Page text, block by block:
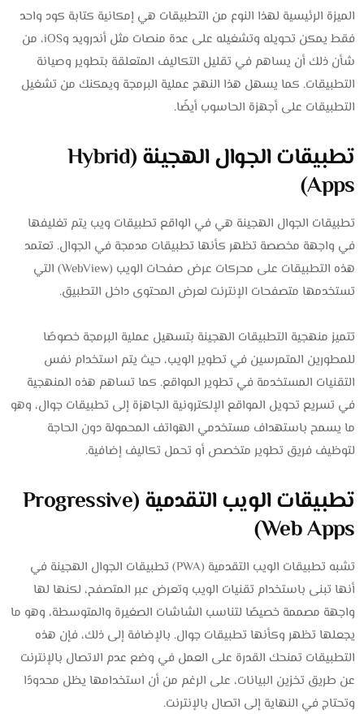
الميزة الرئيسية لهذا النوع من التطبيقات هي إمكانية كتابة كود واحد
فقط يمكن تحويله وتشغيله على عدة منصات مثل أندرويد وiOS، من
شأن ذلك أن يساهم في تقليل التكاليف المتعلقة بتطوير وصيانة
التطبيقات. كما يسهل هذا النهج عملية البرمجة ويمكنك من تشغيل
التطبيقات على أجهزة الحاسوب أيضًا.
تطبيقات الجوال الهجينة (Hybrid
Apps)
تطبيقات الجوال الهجينة هي في الواقع تطبيقات ويب يتم تغليفها
في واجهة مخصصة تظهر كأنها تطبيقات مدمجة في الجوال. تعتمد
هذه التطبيقات على محركات عرض صفحات الويب (WebView) التي
تستخدمها متصفحات الإنترنت لعرض المحتوى داخل التطبيق.
تتميز منهجية التطبيقات الهجينة بتسهيل عملية البرمجة خصوصًا
للمطورين المتمرسين في تطوير الويب، حيث يتم استخدام نفس
التقنيات المستخدمة في تطوير المواقع. كما تساهم هذه المنهجية
في تسريع تحويل المواقع الإلكترونية الجاهزة إلى تطبيقات جوال، وهو
ما يسمح باستهداف مستخدمي الهواتف المحمولة دون الحاجة
لتوظيف فريق تطوير متخصص أو تحمل تكاليف إضافية.
تطبيقات الويب التقدمية (Progressive
Web Apps)
تشبه تطبيقات الويب التقدمية (PWA) تطبيقات الجوال الهجينة في
أنها تبنى باستخدام تقنيات الويب وتعرض عبر المتصفح، لكنها لها
واجهة مصممة خصيصًا لتناسب الشاشات الصغيرة والمتوسطة، وهو ما
يجعلها تظهر وكأنها تطبيقات جوال. بالإضافة إلى ذلك، فإن هذه
التطبيقات تمنحك القدرة على العمل في وضع عدم الاتصال بالإنترنت
عن طريق تخزين البيانات، على الرغم من أن استخدامها يظل محدودًا
وتحتاج في النهاية إلى اتصال بالإنترنت.